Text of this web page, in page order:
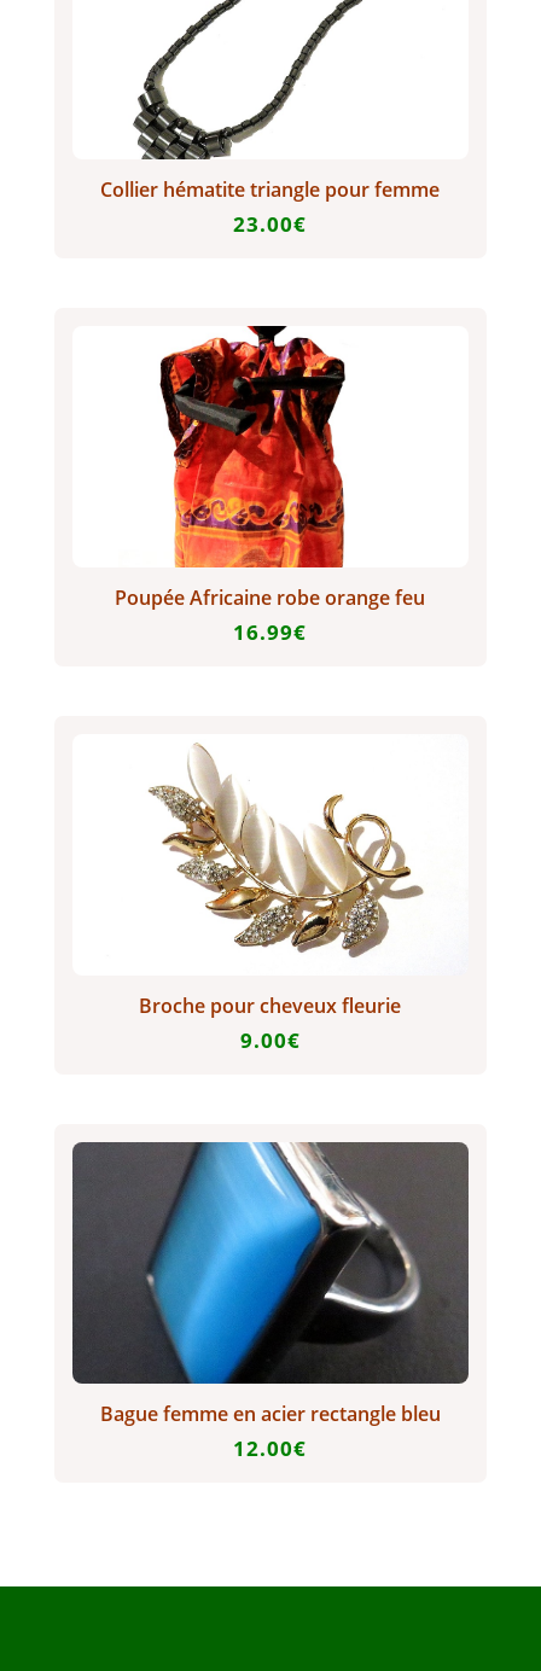
Collier hématite triangle pour femme
23.00€
Poupée Africaine robe orange feu
16.99€
Broche pour cheveux fleurie
9.00€
Bague femme en acier rectangle bleu
12.00€